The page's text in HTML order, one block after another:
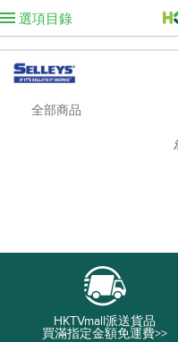
選項目錄
全部商品
HKTVmall派送貨品
買滿指定金額免運費>>